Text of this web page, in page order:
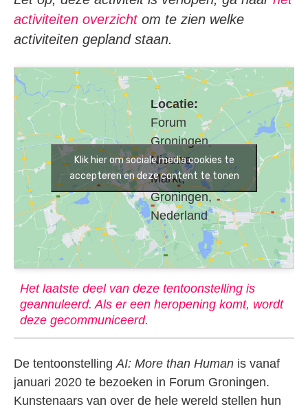
activiteiten overzichtom te zien welke
activiteiten gepland staan.
Locatie:
Forum
Groningen,
Nieuwe
Markt,
Groningen,
Nederland
Klik hier om sociale media cookies te
accepteren en deze content te tonen
Het laatste deel van deze tentoonstelling is
geannuleerd. Als er een heropening komt, wordt
deze gecommuniceerd.
De tentoonstellingAI: More than Human is vanaf
januari 2020 te bezoeken in Forum Groningen.
Kunstenaars van over de hele wereld stellen hun